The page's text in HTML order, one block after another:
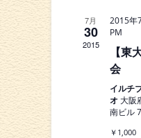
ー
7月
30
2015
2015年
PM
【東
会
イルチ
オ 大阪
南ビル
￥1,000